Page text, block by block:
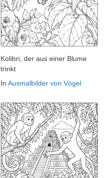
Kolibri, der aus einer Blume
trinkt
In Ausmalbilder von Vögel